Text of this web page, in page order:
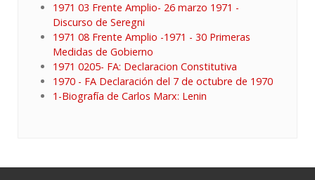
1971 03 Frente Amplio- 26 marzo 1971 -
Discurso de Seregni
1971 08 Frente Amplio -1971 - 30 Primeras
Medidas de Gobierno
1971 0205- FA: Declaracion Constitutiva
1970 - FA Declaración del 7 de octubre de 1970
1-Biografía de Carlos Marx: Lenin